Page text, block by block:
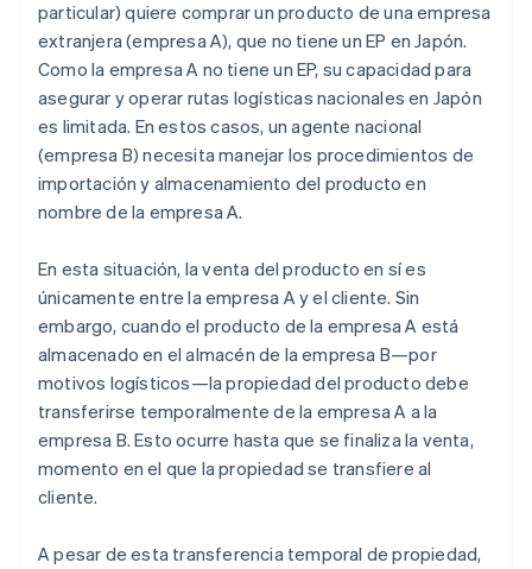
particular) quiere comprar un producto de una empresa
extranjera (empresa A), que no tiene un EP en Japón.
Como la empresa A no tiene un EP, su capacidad para
asegurar y operar rutas logísticas nacionales en Japón
es limitada. En estos casos, un agente nacional
(empresa B) necesita manejar los procedimientos de
importación y almacenamiento del producto en
nombre de la empresa A.
En esta situación, la venta del producto en sí es
únicamente entre la empresa A y el cliente. Sin
embargo, cuando el producto de la empresa A está
almacenado en el almacén de la empresa B—por
motivos logísticos—la propiedad del producto debe
transferirse temporalmente de la empresa A a la
empresa B. Esto ocurre hasta que se finaliza la venta,
momento en el que la propiedad se transfiere al
cliente.
A pesar de esta transferencia temporal de propiedad,